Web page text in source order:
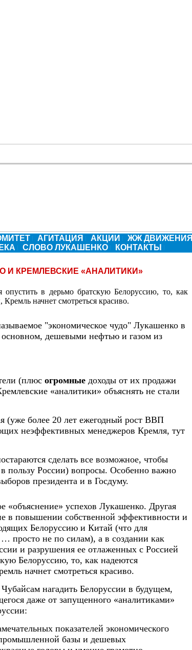
АГИТАЦИЯ АКЦИИ
ЖЖ ДВИЖЕНИЯ
СЛОВО ЛУКАШЕНКО КОНТАКТЫ
И КРЕМЛЕВСКИЕ «АНАЛИТИКИ»
в дерьмо братскую Белоруссию, то, как
начнет смотреться красиво.
"экономическое чудо" Лукашенко в
основном, дешевыми нефтью и газом из
(плюс огромные доходы от их продажи
«аналитики» объяснять не стали
(уже более 20 лет ежегодный рост ВВП
неэффективных менеджеров Кремля, тут
сделать все возможное, чтобы
пользу России) вопросы. Особенно важно
президента и в Госдуму.
«объяснение» успехов Лукашенко. Другая
в повышении собственной эффективности и
Белоруссию и Китай (что для
просто не по силам), а в создании как
и разрушения ее отлаженных с Россией
Белоруссию, то, как надеются
начнет смотреться красиво.
нагадить Белоруссии в будущем,
даже от запущенного «аналитиками»
показателей экономического
базы и дешевых